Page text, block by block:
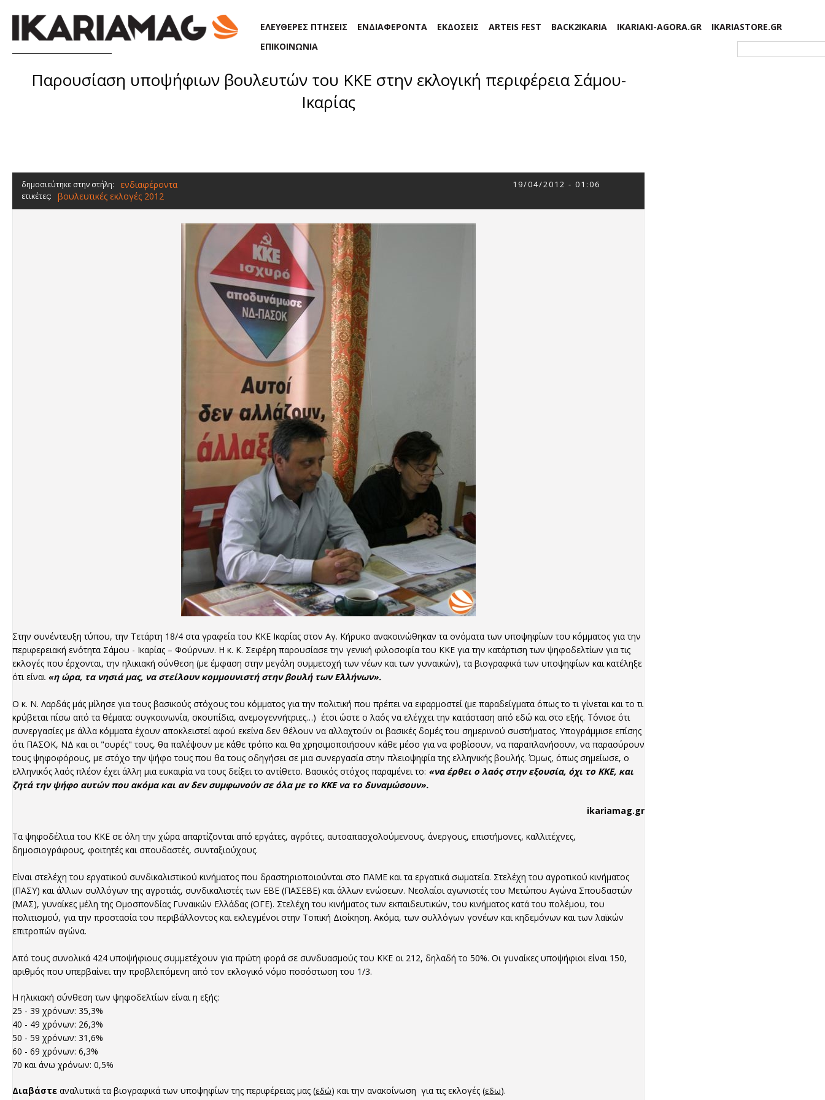
ΕΛΕΥΘΕΡΕΣ ΠΤΗΣΕΙΣ ΕΝΔΙΑΦΕΡΟΝΤΑ ΕΚΔΟΣΕΙΣ ARTEIS FEST BACK2IKARIA IKARIAKI-AGORA.GR
IKARIASTORE.GR
ΕΠΙΚΟΙΝΩΝΙΑ
Παρουσίαση υποψήφιων βουλευτών του ΚΚΕ στην εκλογική περιφέρεια Σάμου-
Ικαρίας
δημοσιεύτηκε στην στήλη: ενδιαφέροντα 19/04/2012 - 01:06
ετικέτες: βουλευτικές εκλογές 2012
Στην συνέντευξη τύπου, την Τετάρτη 18/4 στα γραφεία του ΚΚΕ Ικαρίας στον Αγ. Κήρυκο ανακοινώθηκαν τα ονόματα των υποψηφίων του κόμματος για την
περιφερειακή ενότητα Σάμου - Ικαρίας – Φούρνων. Η κ. Κ. Σεφέρη παρουσίασε την γενική φιλοσοφία του ΚΚΕ για την κατάρτιση των ψηφοδελτίων για τις
εκλογές που έρχονται, την ηλικιακή σύνθεση (με έμφαση στην μεγάλη συμμετοχή των νέων και των γυναικών), τα βιογραφικά των υποψηφίων και κατέληξε
ότι είναι «η ώρα, τα νησιά μας, να στείλουν κομμουνιστή στην βουλή των Ελλήνων».
Ο κ. Ν. Λαρδάς μάς μίλησε για τους βασικούς στόχους του κόμματος για την πολιτική που πρέπει να εφαρμοστεί (με παραδείγματα όπως το τι γίνεται και το τι
κρύβεται πίσω από τα θέματα: συγκοινωνία, σκουπίδια, ανεμογεννήτριες…) έτσι ώστε ο λαός να ελέγχει την κατάσταση από εδώ και στο εξής. Τόνισε ότι
συνεργασίες με άλλα κόμματα έχουν αποκλειστεί αφού εκείνα δεν θέλουν να αλλαχτούν οι βασικές δομές του σημερινού συστήματος. Υπογράμμισε επίσης
ότι ΠΑΣΟΚ, ΝΔ και οι "ουρές" τους, θα παλέψουν με κάθε τρόπο και θα χρησιμοποιήσουν κάθε μέσο για να φοβίσουν, να παραπλανήσουν, να παρασύρουν
τους ψηφοφόρους, με στόχο την ψήφο τους που θα τους οδηγήσει σε μια συνεργασία στην πλειοψηφία της ελληνικής βουλής. Όμως, όπως σημείωσε, ο
ελληνικός λαός πλέον έχει άλλη μια ευκαιρία να τους δείξει το αντίθετο. Βασικός στόχος παραμένει το: «να έρθει ο λαός στην εξουσία, όχι το ΚΚΕ, και
ζητά την ψήφο αυτών που ακόμα και αν δεν συμφωνούν σε όλα με το ΚΚΕ να το δυναμώσουν».
ikariamag.gr
Τα ψηφοδέλτια του ΚΚΕ σε όλη την χώρα απαρτίζονται από εργάτες, αγρότες, αυτοαπασχολούμενους, άνεργους, επιστήμονες, καλλιτέχνες,
δημοσιογράφους, φοιτητές και σπουδαστές, συνταξιούχους.
Είναι στελέχη του εργατικού συνδικαλιστικού κινήματος που δραστηριοποιούνται στο ΠΑΜΕ και τα εργατικά σωματεία. Στελέχη του αγροτικού κινήματος
(ΠΑΣΥ) και άλλων συλλόγων της αγροτιάς, συνδικαλιστές των ΕΒΕ (ΠΑΣΕΒΕ) και άλλων ενώσεων. Νεολαίοι αγωνιστές του Μετώπου Αγώνα Σπουδαστών
(ΜΑΣ), γυναίκες μέλη της Ομοσπονδίας Γυναικών Ελλάδας (ΟΓΕ). Στελέχη του κινήματος των εκπαιδευτικών, του κινήματος κατά του πολέμου, του
πολιτισμού, για την προστασία του περιβάλλοντος και εκλεγμένοι στην Τοπική Διοίκηση. Ακόμα, των συλλόγων γονέων και κηδεμόνων και των λαϊκών
επιτροπών αγώνα.
Από τους συνολικά 424 υποψήφιους συμμετέχουν για πρώτη φορά σε συνδυασμούς του ΚΚΕ οι 212, δηλαδή το 50%. Οι γυναίκες υποψήφιοι είναι 150,
αριθμός που υπερβαίνει την προβλεπόμενη από τον εκλογικό νόμο ποσόστωση του 1/3.
Η ηλικιακή σύνθεση των ψηφοδελτίων είναι η εξής:
25 - 39 χρόνων: 35,3%
40 - 49 χρόνων: 26,3%
50 - 59 χρόνων: 31,6%
60 - 69 χρόνων: 6,3%
70 και άνω χρόνων: 0,5%
Διαβάστε αναλυτικά τα βιογραφικά των υποψηφίων της περιφέρειας μας (εδώ) και την ανακοίνωση για τις εκλογές (εδω).